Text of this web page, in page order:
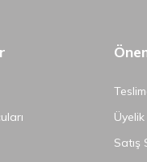
Satış